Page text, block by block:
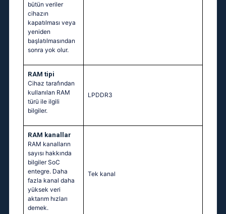
bütün veriler
cihazın
kapatılması veya
yeniden
başlatılmasından
sonra yok olur.
RAM tipi
Cihaz tarafından
kullanılan RAM
türü ile ilgili
bilgiler.
LPDDR3
RAM kanallar
RAM kanalların
sayısı hakkında
bilgiler SoC
entegre. Daha
fazla kanal daha
yüksek veri
aktarım hızları
demek.
Tek kanal